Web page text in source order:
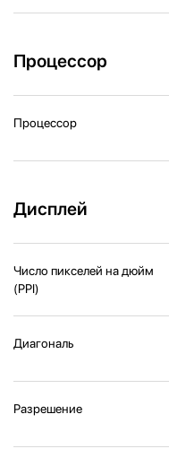
Процессор
Процессор
Дисплей
Число пикселей на дюйм
(PPI)
Диагональ
Разрешение